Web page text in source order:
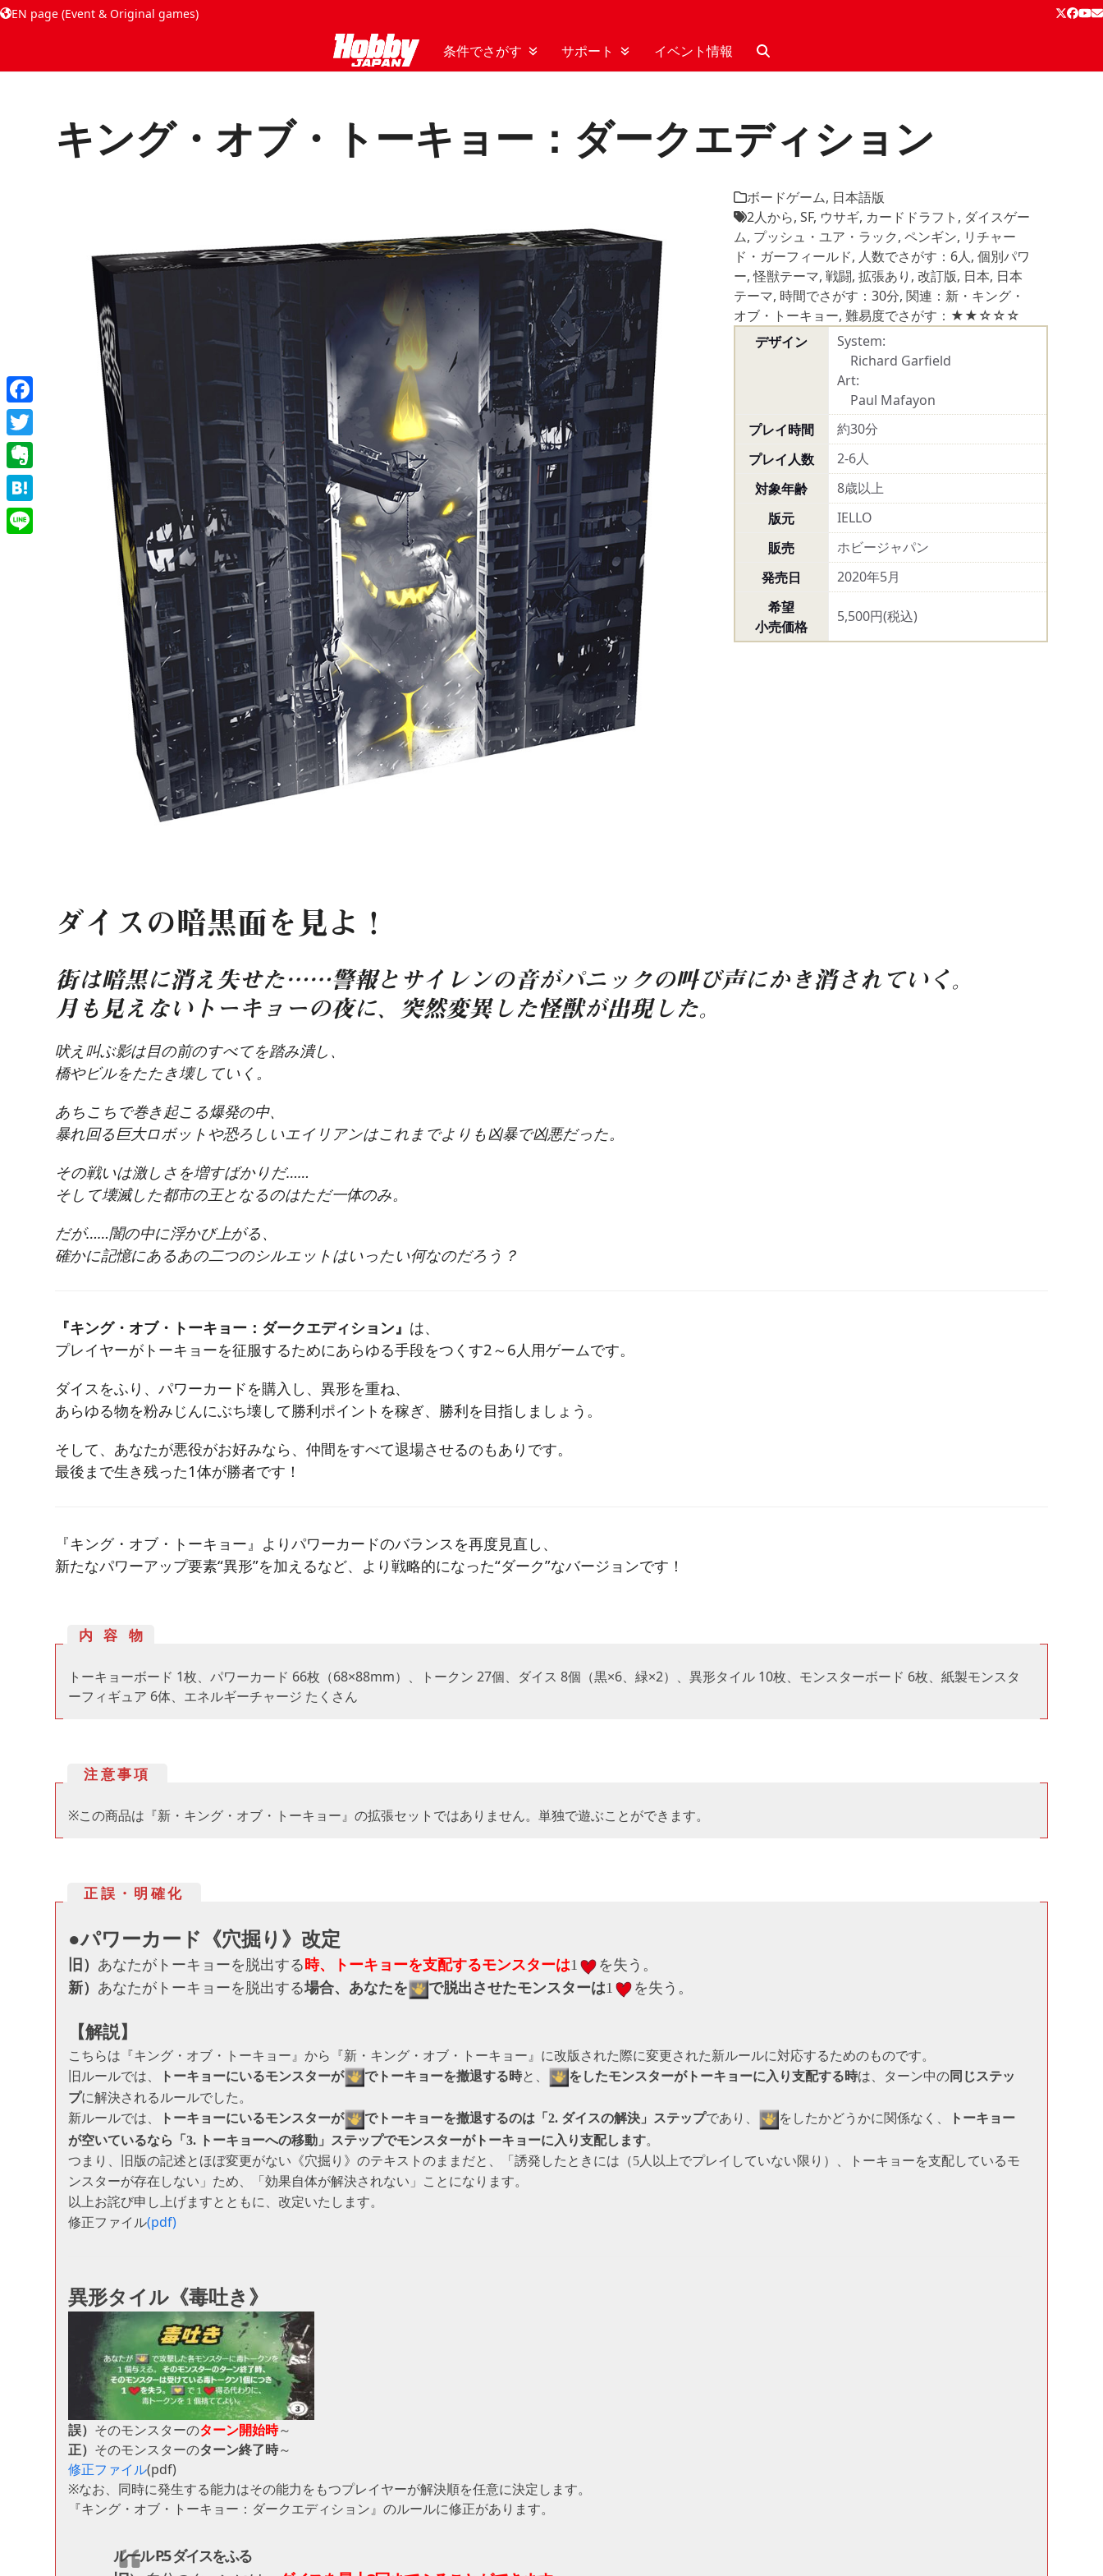
EN page (Event & Original games) Twitter
条件でさがす サポート イベント情報
キング・オブ・トーキョー：ダークエディション
ボードゲーム, 日本語版
2人から, SF, ウサギ, カードドラフト , ダイスゲー
ム, プッシュ・ユア・ラック, ペンギン, リチャー
ド・ガーフィールド, 人数でさがす：6人, 個別パワ
ー,怪獣テーマ, 戦闘, 拡張あり , 改訂版, 日本, 日本
テーマ, 時間でさがす：30分, 関連：新・キング・
オブ・トーキョー, 難易度でさがす：★★☆☆☆
デザイン
System:
Richard Garfield
Art:
Paul Mafayon
プレイ時間
約30分
プレイ人数
2-6人
対象年齢
8歳以上
版元
IELLO
販売
ホビージャパン
発売日
2020年5月
希望
小売価格
5,500円(税込)
ダイスの暗黒面を見よ！
街は暗黒に消え失せた……警報とサイレンの音がパニックの叫び声にかき消されていく。
月も見えないトーキョーの夜に、突然変異した怪獣が出現した。
吠え叫ぶ影は目の前のすべてを踏み潰し、
橋やビルをたたき壊していく。
あちこちで巻き起こる爆発の中、
暴れ回る巨大ロボットや恐ろしいエイリアンはこれまでよりも凶暴で凶悪だった。
その戦いは激しさを増すばかりだ……
そして壊滅した都市の王となるのはただ一体のみ。
だが……闇の中に浮かび上がる、
確かに記憶にあるあの二つのシルエットはいったい何なのだろう？
『キング・オブ・トーキョー：ダークエディション』 は、
プレイヤーがトーキョーを征服するためにあらゆる手段をつくす2～6人用ゲームです。
ダイスをふり、パワーカードを購入し、異形を重ね、
あらゆる物を粉みじんにぶち壊して勝利ポイントを稼ぎ、勝利を目指しましょう。
そして、あなたが悪役がお好みなら、仲間をすべて退場させるのもありです。
最後まで生き残った1体が勝者です！
『キング・オブ・トーキョー』よりパワーカードのバランスを再度見直し、
新たなパワーアップ要素“異形”を加えるなど、より戦略的になった“ダーク”なバージョンです！
内容物
トーキョーボード 1枚、パワーカード 66枚（68×88mm）、トークン 27個、ダイス 8個（黒×6、緑×2）、異形タイル 10枚、モンスターボード 6枚、紙製モンスタ
ーフィギュア 6体、エネルギーチャージ たくさん
注意事項
※この商品は『新・キング・オブ・トーキョー』の拡張セットではありません。単独で遊ぶことができます。
正誤・明確化
●パワーカード《穴掘り》改定
旧） あなたがトーキョーを脱出する時、トーキョーを支配するモンスターは1
を失う。
新） あなたがトーキョーを脱出する場合、あなたを で脱出させたモンスターは1 を失う。
【解説】
こちらは『キング・オブ・トーキョー』から『新・キング・オブ・トーキョー』に改版された際に変更された新ルールに対応するためのものです。
旧ルールでは、
トーキョーにいるモンスターが でトーキョーを撤退する時と、 をしたモンスターがトーキョーに入り支配する時は、ターン中の同じステッ
プに解決されるルールでした。
新ルールでは、
トーキョーにいるモンスターが でトーキョーを撤退するのは「2. ダイスの解決」ステップであり、 をしたかどうかに関係なく、
トーキョー
が空いているなら「3. トーキョーへの移動」ステップでモンスターがトーキョーに入り支配します。
つまり、旧版の記述とほぼ変更がない《穴掘り》のテキストのままだと、「誘発したときには（5人以上でプレイしていない限り）、トーキョーを支配しているモ
ンスターが存在しない」ため、「効果自体が解決されない」ことになります。
以上お詫び申し上げますとともに、改定いたします。
修正ファイル(pdf)
異形タイル《毒吐き》
誤） そのモンスターのターン開始時～
正） そのモンスターのターン終了時～
修正ファイル(pdf)
※なお、同時に発生する能力はその能力をもつプレイヤーが解決順を任意に決定します。
『キング・オブ・トーキョー：ダークエディション』のルールに修正があります。
ルール P.5 ダイスをふる
Facebook
Twitter
Evernote
Hatena